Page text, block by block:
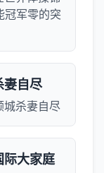
冠军零的突
妻自尽
城杀妻自尽
际大家庭